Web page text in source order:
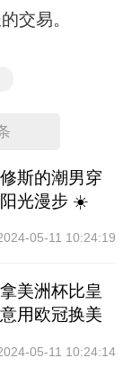
交易。
斯的潮男穿
光漫步 ☀️
05-11 10:24:19
美洲杯比皇
用欧冠换美
05-11 10:24:14